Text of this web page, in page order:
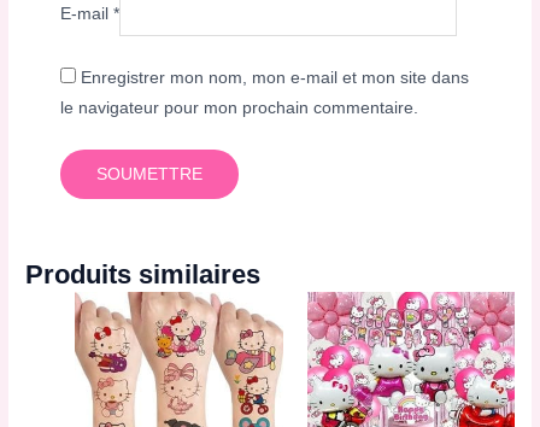
E-mail*
Enregistrer mon nom, mon e-mail et mon site dans
le navigateur pour mon prochain commentaire.
Produits similaires